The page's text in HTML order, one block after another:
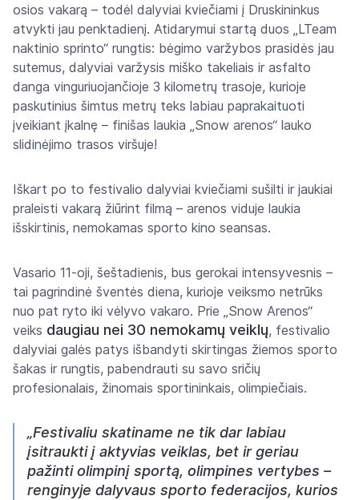
osios vakarą – todėl dalyviai kviečiami į Druskininkus
atvykti jau penktadienį. Atidarymui startą duos „LTeam
naktinio sprinto“ rungtis: bėgimo varžybos prasidės jau
sutemus, dalyviai varžysis miško takeliais ir asfalto
danga vinguriuojančioje 3 kilometrų trasoje, kurioje
paskutinius šimtus metrų teks labiau paprakaituoti
įveikiant įkalnę – finišas laukia „Snow arenos“ lauko
slidinėjimo trasos viršuje!
Iškart po to festivalio dalyviai kviečiami sušilti ir jaukiai
praleisti vakarą žiūrint filmą – arenos viduje laukia
išskirtinis, nemokamas sporto kino seansas.
Vasario 11-oji, šeštadienis, bus gerokai intensyvesnis –
tai pagrindinė šventės diena, kurioje veiksmo netrūks
nuo pat ryto iki vėlyvo vakaro. Prie „Snow Arenos“
veiks daugiau nei 30 nemokamų veiklų, festivalio
dalyviai galės patys išbandyti skirtingas žiemos sporto
šakas ir rungtis, pabendrauti su savo sričių
profesionalais, žinomais sportininkais, olimpiečiais.
„Festivaliu skatiname ne tik dar labiau
įsitraukti į aktyvias veiklas, bet ir geriau
pažinti olimpinį sportą, olimpines vertybes –
renginyje dalyvaus sporto federacijos, kurios